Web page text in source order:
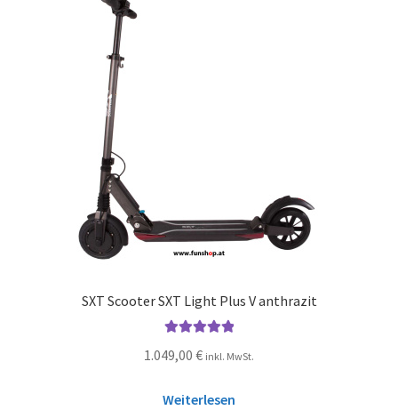
SXT Scooter SXT Light Plus V anthrazit
5.00
1.049,00 € inkl. MwSt.
Weiterlesen